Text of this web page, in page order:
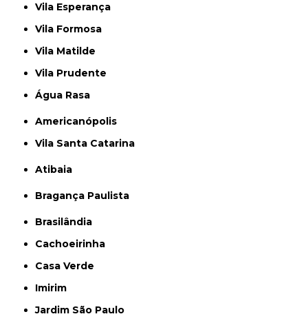
Vila Esperança
Vila Formosa
Vila Matilde
Vila Prudente
Água Rasa
Americanópolis
Vila Santa Catarina
Atibaia
Bragança Paulista
Brasilândia
Cachoeirinha
Casa Verde
Imirim
Jardim São Paulo